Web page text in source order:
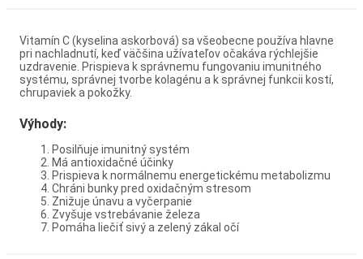
Vitamín C (kyselina askorbová) sa všeobecne používa hlavne
pri nachladnutí, keď väčšina užívateľov očakáva rýchlejšie
uzdravenie. Prispieva k správnemu fungovaniu imunitného
systému, správnej tvorbe kolagénu a k správnej funkcii kostí,
chrupaviek a pokožky.
Výhody:
Posilňuje imunitný systém
Má antioxidačné účinky
Prispieva k normálnemu energetickému metabolizmu
Chráni bunky pred oxidačným stresom
Znižuje únavu a vyčerpanie
Zvyšuje vstrebávanie železa
Pomáha liečiť sivý a zelený zákal očí